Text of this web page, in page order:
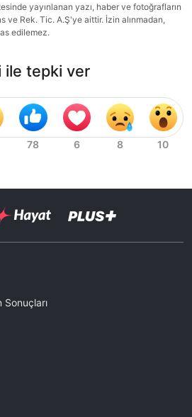
yayınlanan yazı, haber ve fotoğrafların
ve Rek. Tic. A.Ş'ye aittir. İzin alınmadan,
edilemez.
ile tepki ver